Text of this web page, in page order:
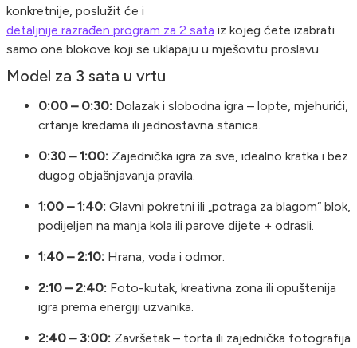
konkretnije, poslužit će i
detaljnije razrađen program za 2 sata iz kojeg ćete izabrati
samo one blokove koji se uklapaju u mješovitu proslavu.
Model za 3 sata u vrtu
0:00 – 0:30: Dolazak i slobodna igra – lopte, mjehurići,
crtanje kredama ili jednostavna stanica.
0:30 – 1:00: Zajednička igra za sve, idealno kratka i bez
dugog objašnjavanja pravila.
1:00 – 1:40: Glavni pokretni ili „potraga za blagom“ blok,
podijeljen na manja kola ili parove dijete + odrasli.
1:40 – 2:10: Hrana, voda i odmor.
2:10 – 2:40: Foto-kutak, kreativna zona ili opuštenija
igra prema energiji uzvanika.
2:40 – 3:00: Završetak – torta ili zajednička fotografija